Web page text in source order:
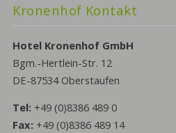
Kronenhof Kontakt
Hotel Kronenhof GmbH
Bgm.-Hertlein-Str. 12
DE-87534 Oberstaufen
Tel: +49 (0)8386 489 0
Fax: +49 (0)8386 489 14